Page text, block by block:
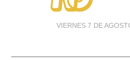
VIERNES 7 DE